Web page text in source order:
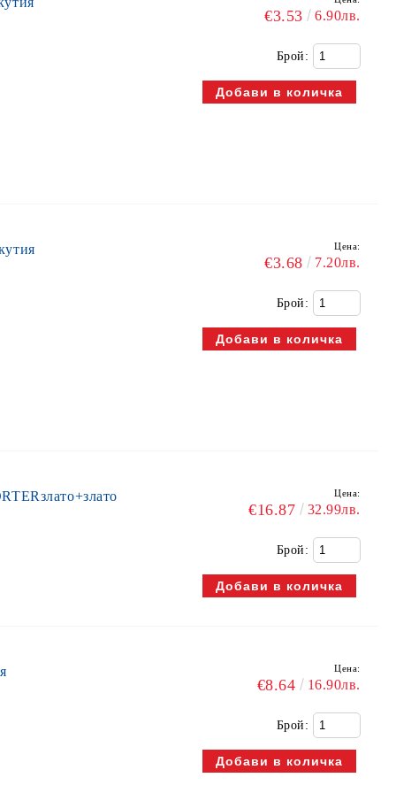
€3.53 6.90лв.
Брой:
Цена:
€3.68 7.20лв.
Брой:
Цена:
€16.87 32.99лв.
Брой:
Цена:
€8.64 16.90лв.
Брой: